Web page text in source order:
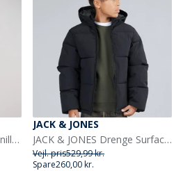
True North Dame Zink Gunilla Dyne Brun
JACK & JONES
JACK & JONES Drenge Surface Puffer Jakke Sort
Vejl. pris529,99 kr.
Spare260,00 kr.